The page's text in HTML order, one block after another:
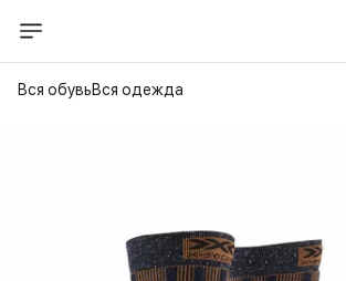
Вся обувьВся одежда